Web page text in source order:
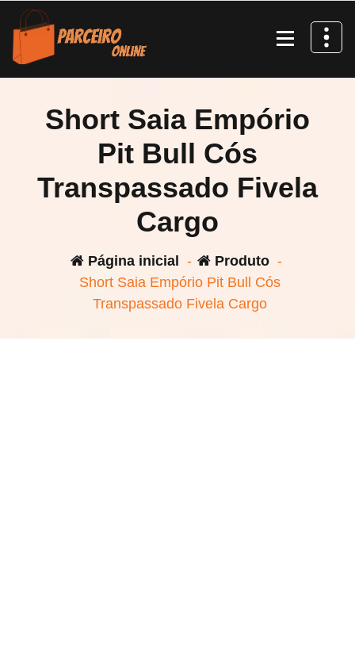
Pular
para
conteúdo
Short Saia Empório
Pit Bull Cós
Transpassado Fivela
Cargo
Página inicial - Produto -
Short Saia Empório Pit Bull Cós
Transpassado Fivela Cargo